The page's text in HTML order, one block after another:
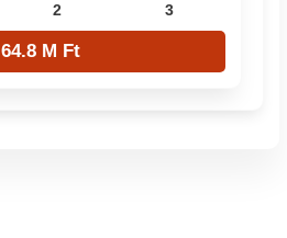
2 3
64.8 M Ft